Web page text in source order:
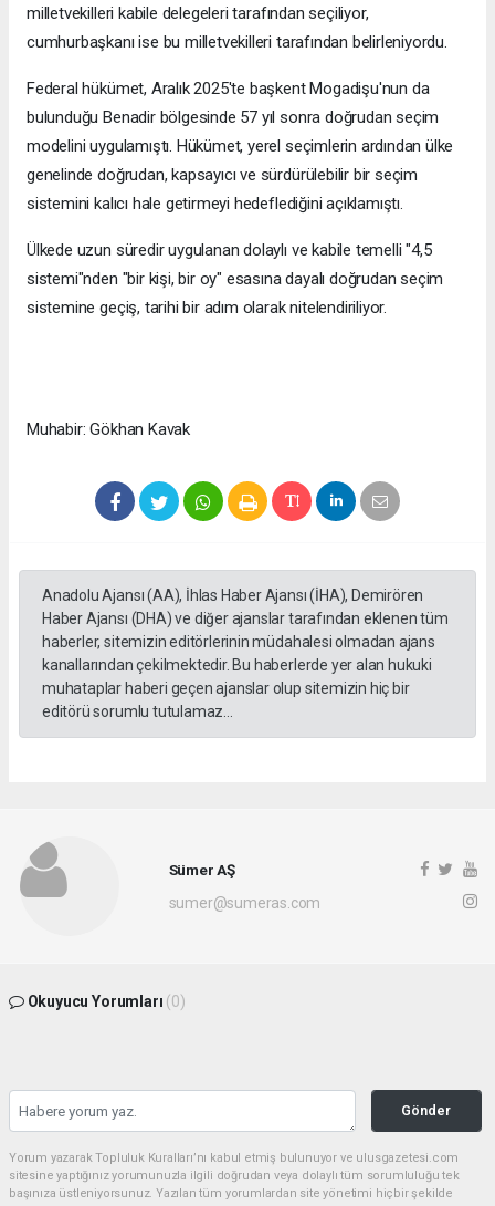
milletvekilleri kabile delegeleri tarafından seçiliyor,
cumhurbaşkanı ise bu milletvekilleri tarafından belirleniyordu.
Federal hükümet, Aralık 2025'te başkent Mogadişu'nun da
bulunduğu Benadir bölgesinde 57 yıl sonra doğrudan seçim
modelini uygulamıştı. Hükümet, yerel seçimlerin ardından ülke
genelinde doğrudan, kapsayıcı ve sürdürülebilir bir seçim
sistemini kalıcı hale getirmeyi hedeflediğini açıklamıştı.
Ülkede uzun süredir uygulanan dolaylı ve kabile temelli "4,5
sistemi"nden "bir kişi, bir oy" esasına dayalı doğrudan seçim
sistemine geçiş, tarihi bir adım olarak nitelendiriliyor.
Muhabir: Gökhan Kavak
Anadolu Ajansı (AA), İhlas Haber Ajansı (İHA), Demirören
Haber Ajansı (DHA) ve diğer ajanslar tarafından eklenen tüm
haberler, sitemizin editörlerinin müdahalesi olmadan ajans
kanallarından çekilmektedir. Bu haberlerde yer alan hukuki
muhataplar haberi geçen ajanslar olup sitemizin hiç bir
editörü sorumlu tutulamaz...
Sümer AŞ
sumer@sumeras.com
Okuyucu Yorumları (0)
Gönder
Yorum yazarak Topluluk Kuralları’nı kabul etmiş bulunuyor ve ulusgazetesi.com
sitesine yaptığınız yorumunuzla ilgili doğrudan veya dolaylı tüm sorumluluğu tek
başınıza üstleniyorsunuz. Yazılan tüm yorumlardan site yönetimi hiçbir şekilde